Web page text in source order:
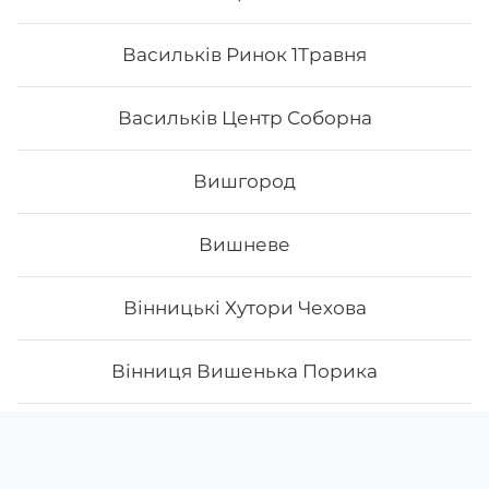
Васильків Ринок 1Травня
Васильків Центр Соборна
Вишгород
Вишневе
Вінницькі Хутори Чехова
Вінниця Вишенька Порика